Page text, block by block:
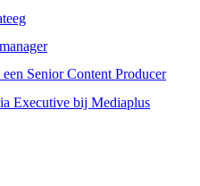
Senior Content Producer
Executive bij Mediaplus